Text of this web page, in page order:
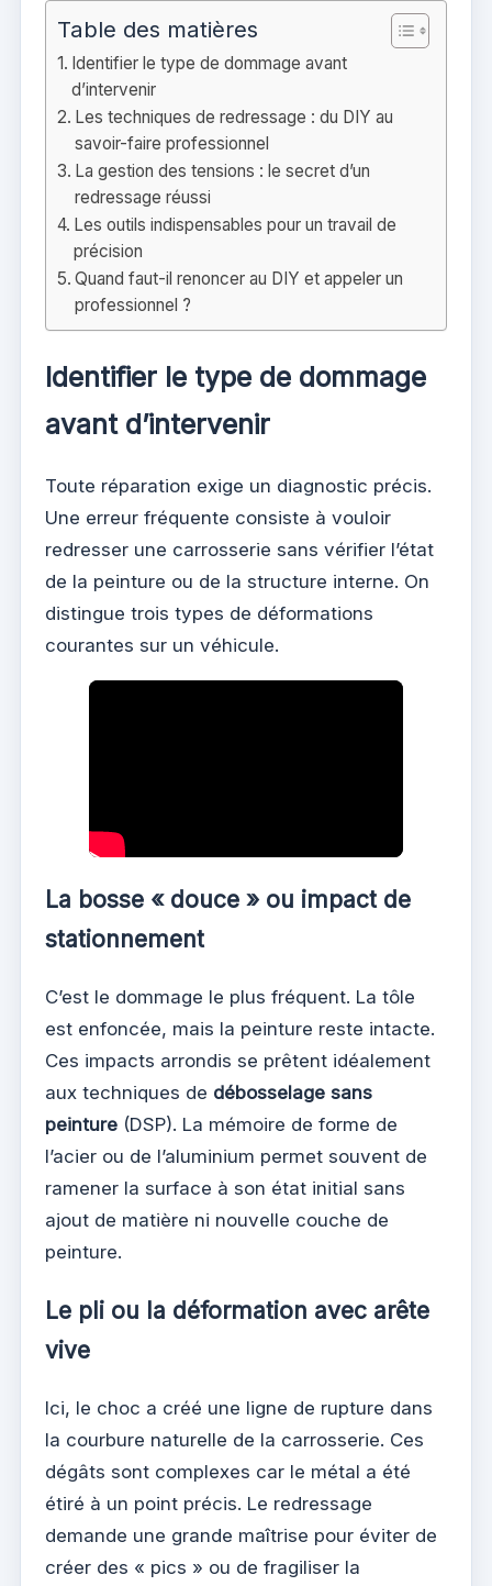
Table des matières
Identifier le type de dommage avant
d’intervenir
Les techniques de redressage : du DIY au
savoir-faire professionnel
La gestion des tensions : le secret d’un
redressage réussi
Les outils indispensables pour un travail de
précision
Quand faut-il renoncer au DIY et appeler un
professionnel ?
Identifier le type de dommage
avant d’intervenir
Toute réparation exige un diagnostic précis.
Une erreur fréquente consiste à vouloir
redresser une carrosserie sans vérifier l’état
de la peinture ou de la structure interne. On
distingue trois types de déformations
courantes sur un véhicule.
La bosse « douce » ou impact de
stationnement
C’est le dommage le plus fréquent. La tôle
est enfoncée, mais la peinture reste intacte.
Ces impacts arrondis se prêtent idéalement
aux techniques de débosselage sans
peinture (DSP). La mémoire de forme de
l’acier ou de l’aluminium permet souvent de
ramener la surface à son état initial sans
ajout de matière ni nouvelle couche de
peinture.
Le pli ou la déformation avec arête
vive
Ici, le choc a créé une ligne de rupture dans
la courbure naturelle de la carrosserie. Ces
dégâts sont complexes car le métal a été
étiré à un point précis. Le redressage
demande une grande maîtrise pour éviter de
créer des « pics » ou de fragiliser la